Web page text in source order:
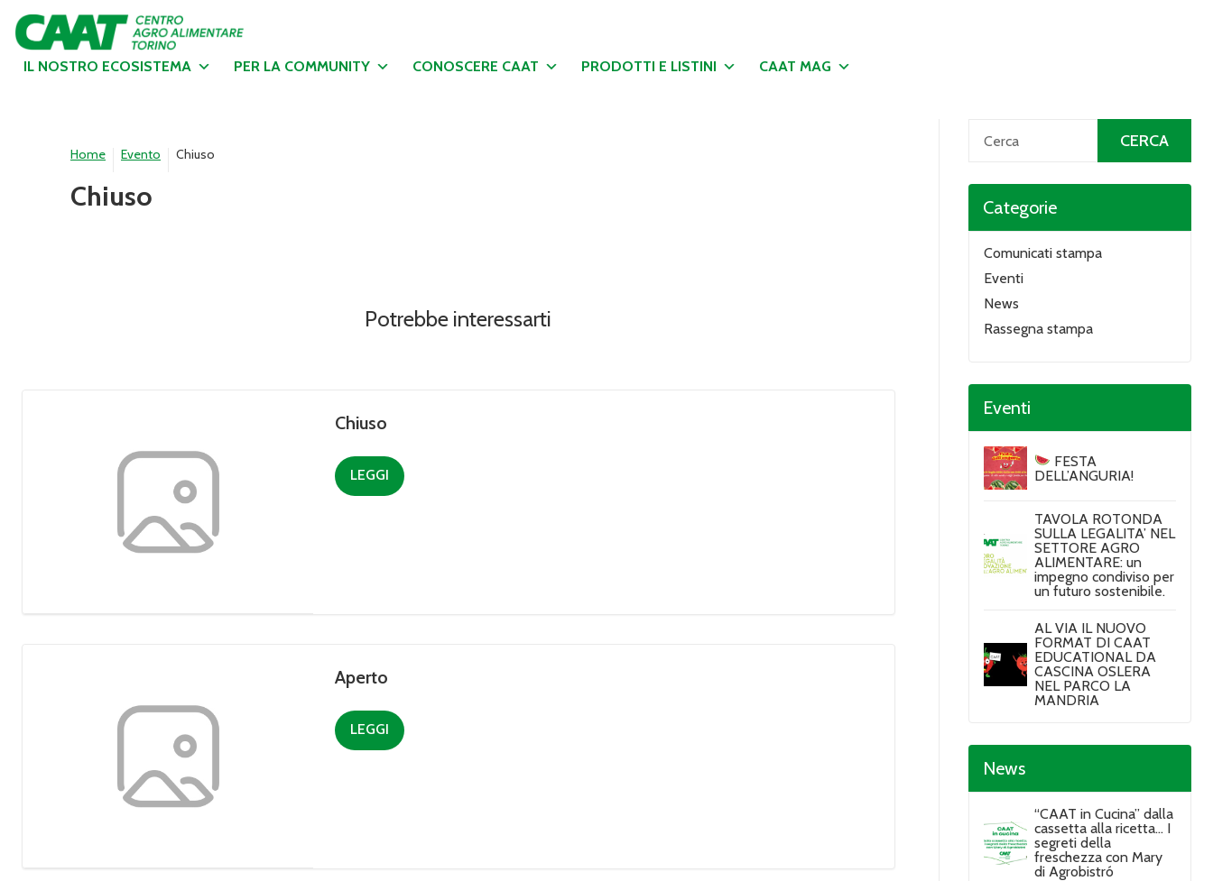
IL NOSTRO ECOSISTEMA PER LA COMMUNITY CONOSCERE CAAT PRODOTTI E LISTINI CAAT MAG
Home Evento Chiuso
Chiuso
Potrebbe interessarti
Chiuso
LEGGI
Aperto
LEGGI
Categorie
Comunicati stampa
Eventi
News
Rassegna stampa
Eventi
FESTA
DELL’ANGURIA!
TAVOLA ROTONDA
SULLA LEGALITA’ NEL
SETTORE AGRO
ALIMENTARE: un
impegno condiviso per
un futuro sostenibile.
AL VIA IL NUOVO
FORMAT DI CAAT
EDUCATIONAL DA
CASCINA OSLERA
NEL PARCO LA
MANDRIA
News
“CAAT in Cucina” dalla
cassetta alla ricetta… I
segreti della
freschezza con Mary
di Agrobistró